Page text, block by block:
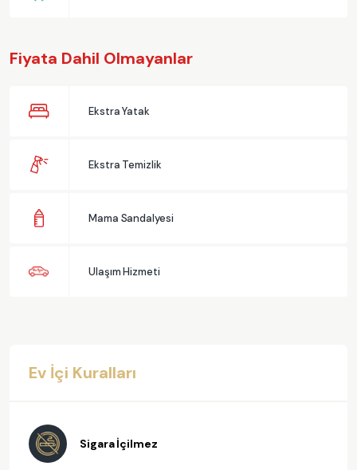
Fiyata Dahil Olmayanlar
Ekstra Yatak
Ekstra Temizlik
Mama Sandalyesi
Ulaşım Hizmeti
Ev İçi Kuralları
Sigara İçilmez